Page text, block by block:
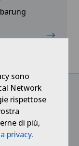
Vives
sono
Network
rispettose
di più,
privacy.